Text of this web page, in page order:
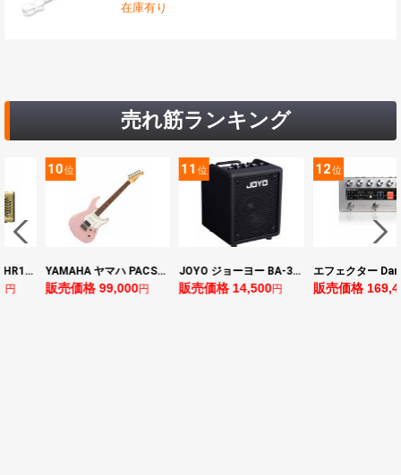
在庫有り
売れ筋ランキング
ヤマハ YAMAHA THR10II 小型ギターアンプ
円
10位
YAMAHA ヤマハ PACS+12 ASP Pacifica Standard Plus パシフィカスタンダードプラス エレキギター
販売価格 99,000円
11位
JOYO ジョーヨー BA-30 VIBE CUBE BLK 30W 小型ベースアンプ Bluetooth+OTGオーディオI/F搭載
販売価格 14,500円
12位
販売価格